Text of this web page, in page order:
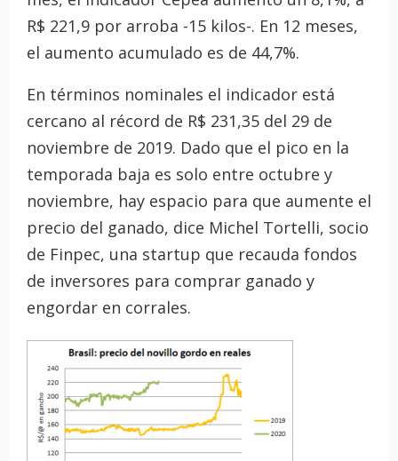
R$ 221,9 por arroba -15 kilos-. En 12 meses,
el aumento acumulado es de 44,7%.
En términos nominales el indicador está
cercano al récord de R$ 231,35 del 29 de
noviembre de 2019. Dado que el pico en la
temporada baja es solo entre octubre y
noviembre, hay espacio para que aumente el
precio del ganado, dice Michel Tortelli, socio
de Finpec, una startup que recauda fondos
de inversores para comprar ganado y
engordar en corrales.